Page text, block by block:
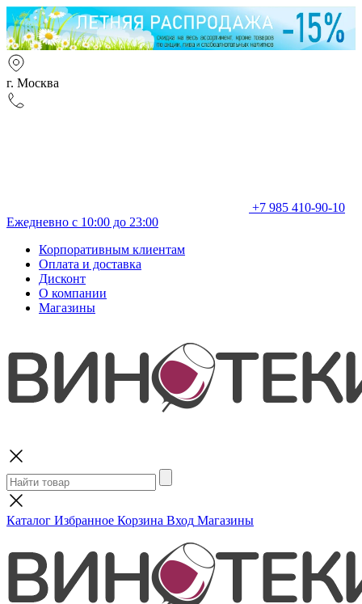
г. Москва
+7 985 410-90-10
Ежедневно с 10:00 до 23:00
Корпоративным клиентам
Оплата и доставка
Дисконт
О компании
Магазины
Каталог Избранное Корзина Вход Магазины